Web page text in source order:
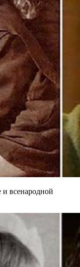
и всенародной